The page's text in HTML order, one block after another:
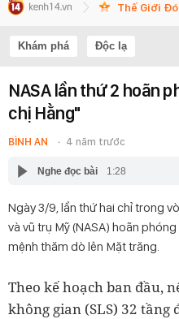
Thế Giới
Khám phá Độc lạ
NASA lần thứ 2 hoãn
chị Hằng"
BÌNH AN 4 năm trước
Nghe đọc bài 1:28
Ngày 3/9, lần thứ hai chỉ trong
và vũ trụ Mỹ (NASA) hoãn
mệnh thăm dò lên Mặt trăng.
Theo kế hoạch ban đầu,
không gian (SLS) 32 tầng